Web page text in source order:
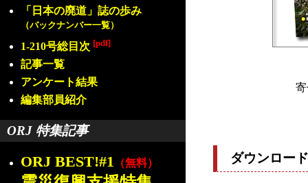
「日本の廃道」誌の歩み
（バックナンバー一覧）
1-210号総目次 [pdf]
記事一覧
アンケート結果
編集部員紹介
ORJ 特集記事
ORJ BEST!#1 （無料） ダウンロー